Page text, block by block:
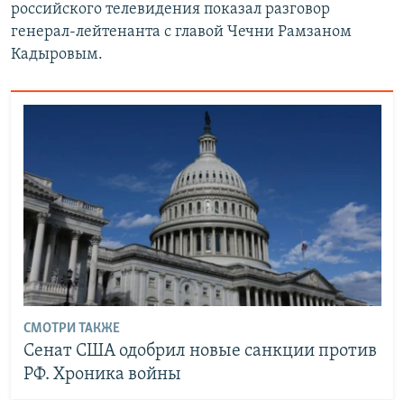
российского телевидения показал разговор
генерал-лейтенанта с главой Чечни Рамзаном
Кадыровым.
СМОТРИ ТАКЖЕ
Сенат США одобрил новые санкции против
РФ. Хроника войны